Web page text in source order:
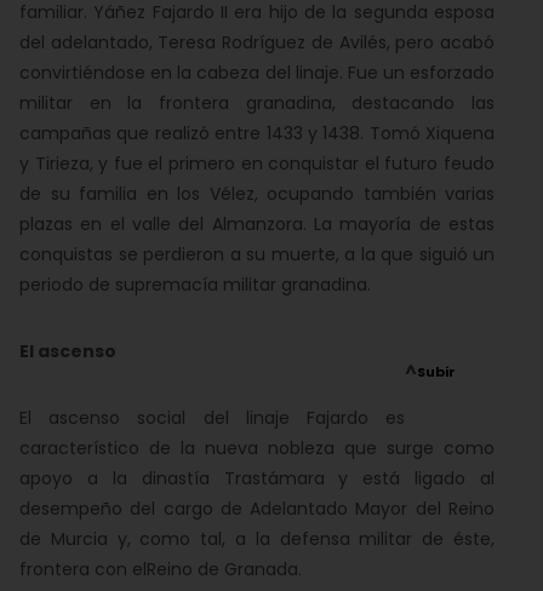
familiar. Yáñez Fajardo II era hijo de la segunda esposa
del adelantado, Teresa Rodríguez de Avilés, pero acabó
convirtiéndose en la cabeza del linaje. Fue un esforzado
militar en la frontera granadina, destacando las
campañas que realizó entre 1433 y 1438. Tomó Xiquena
y Tirieza, y fue el primero en conquistar el futuro feudo
de su familia en los Vélez, ocupando también varias
plazas en el valle del Almanzora. La mayoría de estas
conquistas se perdieron a su muerte, a la que siguió un
periodo de supremacía militar granadina.
^Subir
El ascenso
El ascenso social del linaje Fajardo es
característico de la nueva nobleza que surge como
apoyo a la dinastía Trastámara y está ligado al
desempeño del cargo de Adelantado Mayor del Reino
de Murcia y, como tal, a la defensa militar de éste,
frontera con elReino de Granada.